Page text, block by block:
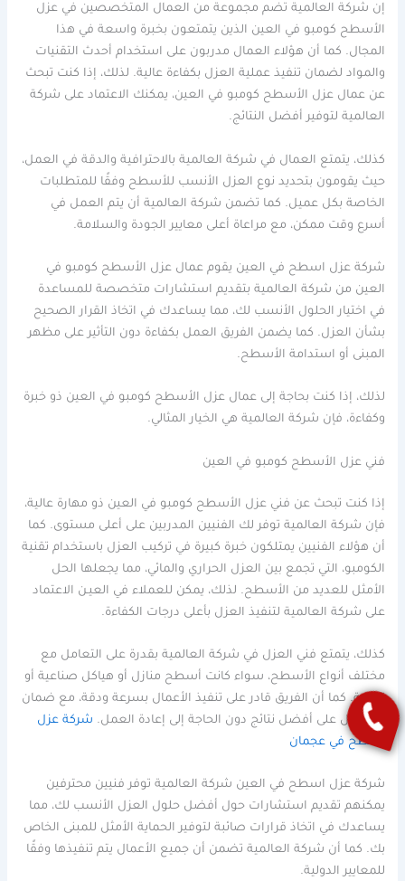
إن شركة العالمية تضم مجموعة من العمال المتخصصين في عزل
الأسطح كومبو في العين الذين يتمتعون بخبرة واسعة في هذا
المجال. كما أن هؤلاء العمال مدربون على استخدام أحدث التقنيات
والمواد لضمان تنفيذ عملية العزل بكفاءة عالية. لذلك، إذا كنت تبحث
عن عمال عزل الأسطح كومبو في العين، يمكنك الاعتماد على شركة
العالمية لتوفير أفضل النتائج.
كذلك، يتمتع العمال في شركة العالمية بالاحترافية والدقة في العمل،
حيث يقومون بتحديد نوع العزل الأنسب للأسطح وفقًا للمتطلبات
الخاصة بكل عميل. كما تضمن شركة العالمية أن يتم العمل في
أسرع وقت ممكن، مع مراعاة أعلى معايير الجودة والسلامة.
شركة عزل اسطح في العين يقوم عمال عزل الأسطح كومبو في
العين من شركة العالمية بتقديم استشارات متخصصة للمساعدة
في اختيار الحلول الأنسب لك، مما يساعدك في اتخاذ القرار الصحيح
بشأن العزل. كما يضمن الفريق العمل بكفاءة دون التأثير على مظهر
المبنى أو استدامة الأسطح.
لذلك، إذا كنت بحاجة إلى عمال عزل الأسطح كومبو في العين ذو خبرة
وكفاءة، فإن شركة العالمية هي الخيار المثالي.
فني عزل الأسطح كومبو في العين
إذا كنت تبحث عن فني عزل الأسطح كومبو في العين ذو مهارة عالية،
فإن شركة العالمية توفر لك الفنيين المدربين على أعلى مستوى. كما
أن هؤلاء الفنيين يمتلكون خبرة كبيرة في تركيب العزل باستخدام تقنية
الكومبو، التي تجمع بين العزل الحراري والمائي، مما يجعلها الحل
الأمثل للعديد من الأسطح. لذلك، يمكن للعملاء في العيـن الاعتماد
على شركة العالمية لتنفيذ العزل بأعلى درجات الكفاءة.
كذلك، يتمتع فني العزل في شركة العالمية بقدرة على التعامل مع
مختلف أنواع الأسطح، سواء كانت أسطح منازل أو هياكل صناعية أو
تجارية. كما أن الفريق قادر على تنفيذ الأعمال بسرعة ودقة، مع ضمان
الحصول على أفضل نتائج دون الحاجة إلى إعادة العمل. شركة عزل
اسطح في عجمان
شركة عزل اسطح في العين شركة العالمية توفر فنيين محترفين
يمكنهم تقديم استشارات حول أفضل حلول العزل الأنسب لك، مما
يساعدك في اتخاذ قرارات صائبة لتوفير الحماية الأمثل للمبنى الخاص
بك. كما أن شركة العالمية تضمن أن جميع الأعمال يتم تنفيذها وفقًا
للمعايير الدولية.